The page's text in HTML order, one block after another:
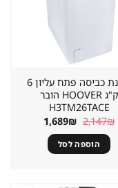
מכונת כביסה פתח עליון 6
ק"ג HOOVER הובר
H3TM26TACE
2,147₪ המחיר
המקורי
היה:
2,147₪.
1,689₪ המחיר
הוספה לסל